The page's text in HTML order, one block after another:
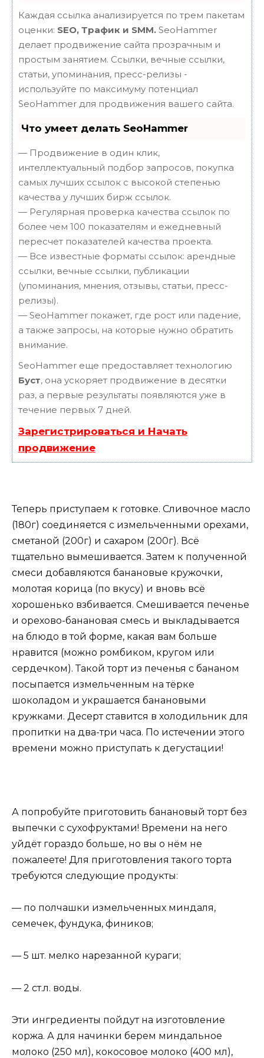
Каждая ссылка анализируется по трем пакетам
оценки: SEO, Трафик и SMM. SeoHammer
делает продвижение сайта прозрачным и
простым занятием. Ссылки, вечные ссылки,
статьи, упоминания, пресс-релизы -
используйте по максимуму потенциал
SeoHammer для продвижения вашего сайта.
Что умеет делать SeoHammer
— Продвижение в один клик,
интеллектуальный подбор запросов, покупка
самых лучших ссылок с высокой степенью
качества у лучших бирж ссылок.
— Регулярная проверка качества ссылок по
более чем 100 показателям и ежедневный
пересчет показателей качества проекта.
— Все известные форматы ссылок: арендные
ссылки, вечные ссылки, публикации
(упоминания, мнения, отзывы, статьи, пресс-
релизы).
— SeoHammer покажет, где рост или падение,
а также запросы, на которые нужно обратить
внимание.
SeoHammer еще предоставляет технологию
Буст, она ускоряет продвижение в десятки
раз, а первые результаты появляются уже в
течение первых 7 дней.
Зарегистрироваться и Начать
продвижение
Теперь приступаем к готовке. Сливочное масло
(180г) соединяется с измельченными орехами,
сметаной (200г) и сахаром (200г). Всё
тщательно вымешивается. Затем к полученной
смеси добавляются банановые кружочки,
молотая корица (по вкусу) и вновь всё
хорошенько взбивается. Смешивается печенье
и орехово-банановая смесь и выкладывается
на блюдо в той форме, какая вам больше
нравится (можно ромбиком, кругом или
сердечком). Такой торт из печенья с бананом
посыпается измельченным на тёрке
шоколадом и украшается банановыми
кружками. Десерт ставится в холодильник для
пропитки на два-три часа. По истечении этого
времени можно приступать к дегустации!
А попробуйте приготовить банановый торт без
выпечки с сухофруктами! Времени на него
уйдёт гораздо больше, но вы о нём не
пожалеете! Для приготовления такого торта
требуются следующие продукты:
— по полчашки измельченных миндаля,
семечек, фундука, фиников;
— 5 шт. мелко нарезанной кураги;
— 2 ст.л. воды.
Эти ингредиенты пойдут на изготовление
коржа. А для начинки берем миндальное
молоко (250 мл), кокосовое молоко (400 мл),